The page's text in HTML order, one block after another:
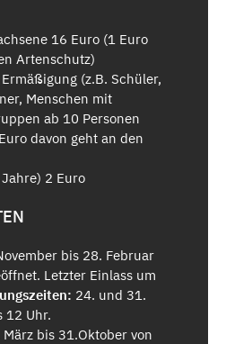
16 Euro (1 Euro
Artenschutz)
(z.B. Schüler,
Menschen mit
ab 10 Personen
davon geht an den
2 Euro
bis 28. Februar
Letzter Einlass um
24. und 31.
12 Uhr.
März bis 31.Oktober von